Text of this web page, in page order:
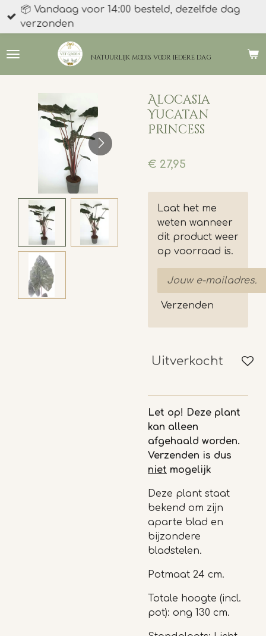
Ga
direct
de
natuurlijk moois voor iedere dag
📦 Vandaag voor 14:00 besteld, dezelfde dag
verzonden
Alocasia
Yucatan
Princess
€ 27,95
Laat het me
weten wanneer
dit product weer
op voorraad is.
Verzenden
Uitverkocht
Let op! Deze plant
kan alleen
afgehaald worden.
Verzenden is dus
niet mogelijk
Deze plant staat
bekend om zijn
aparte blad en
bijzondere
bladstelen.
Potmaat 24 cm.
Totale hoogte (incl.
pot): ong 130 cm.